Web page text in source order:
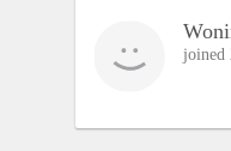
joined